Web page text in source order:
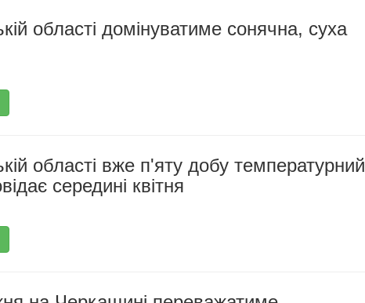
області домінуватиме сонячна, суха
області вже п'яту добу температурний
середині квітня